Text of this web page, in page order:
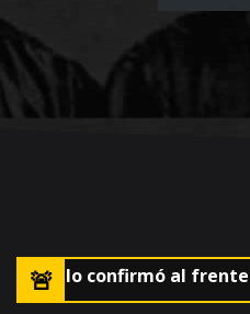
lo confirmó al frente